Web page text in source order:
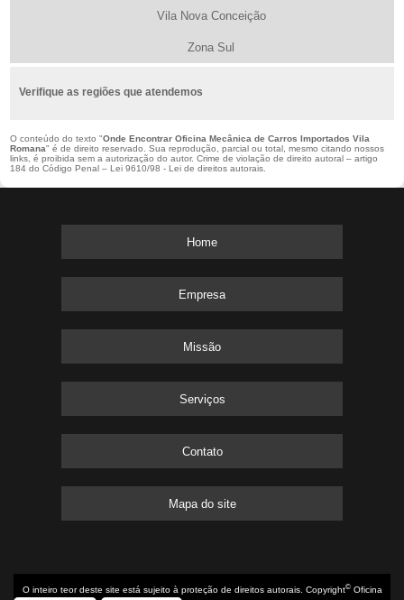
Vila Nova Conceição
Zona Sul
Verifique as regiões que atendemos
O conteúdo do texto "Onde Encontrar Oficina Mecânica de Carros Importados Vila
Romana" é de direito reservado. Sua reprodução, parcial ou total, mesmo citando nossos
links, é proibida sem a autorização do autor. Crime de violação de direito autoral – artigo
184 do Código Penal –Lei 9610/98 - Lei de direitos autorais
Home
Empresa
Missão
Serviços
Contato
Mapa do site
O inteiro teor deste site está sujeito à proteção de direitos autorais. Copyright©Oficina